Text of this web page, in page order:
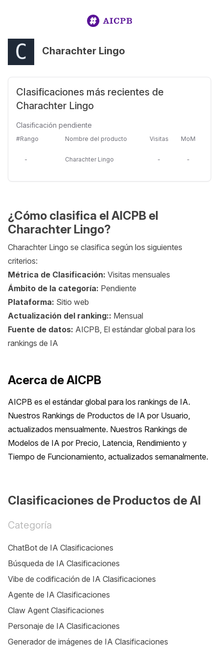
Charachter Lingo
Clasificaciones más recientes de
Charachter Lingo
Clasificación pendiente
#Rango Nombre del producto Visitas MoM
- Charachter Lingo - -
¿Cómo clasifica el AICPB el
Charachter Lingo?
Charachter Lingo se clasifica según los siguientes
criterios:
Métrica de Clasificación: Visitas mensuales
Ámbito de la categoría: Pendiente
Plataforma: Sitio web
Actualización del ranking:: Mensual
Fuente de datos: AICPB, El estándar global para los
rankings de IA
Acerca de AICPB
AICPB es el estándar global para los rankings de IA.
Nuestros Rankings de Productos de IA por Usuario,
actualizados mensualmente. Nuestros Rankings de
Modelos de IA por Precio, Latencia, Rendimiento y
Tiempo de Funcionamiento, actualizados semanalmente.
Clasificaciones de Productos de AI
Categoría
ChatBot de IA Clasificaciones
Búsqueda de IA Clasificaciones
Vibe de codificación de IA Clasificaciones
Agente de IA Clasificaciones
Claw Agent Clasificaciones
Personaje de IA Clasificaciones
Generador de imágenes de IA Clasificaciones